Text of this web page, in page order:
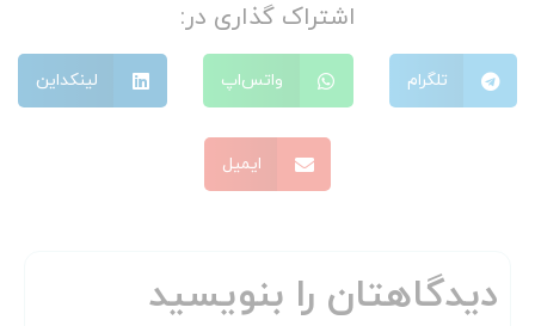
اشتراک گذاری در:
تلگرام واتس‌اپ لینکداین
ایمیل
دیدگاهتان را بنویسید